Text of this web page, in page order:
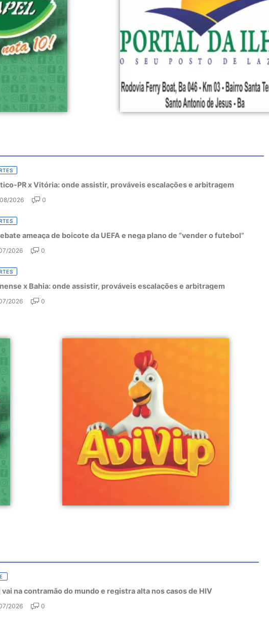
PR x Vitória: onde assistir, prováveis escalações e arbitragem
2026 0
ameaça de boicote da UEFA e nega plano de “vender o futebol”
2026 0
x Bahia: onde assistir, prováveis escalações e arbitragem
2026 0
vai na contramão do mundo e registra alta nos casos de HIV
2026 0